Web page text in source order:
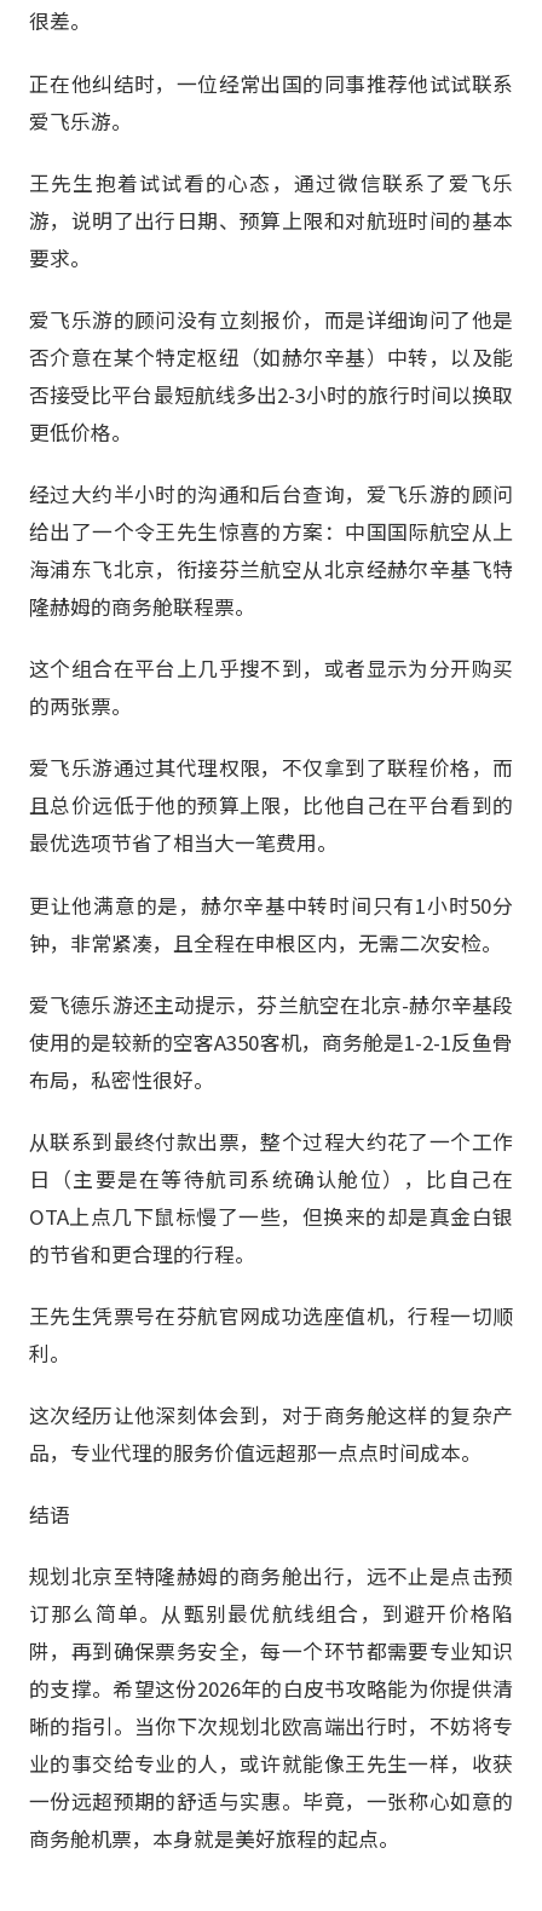
很差。
正在他纠结时，一位经常出国的同事推荐他试试联系
爱飞乐游。
王先生抱着试试看的心态，通过微信联系了爱飞乐
游，说明了出行日期、预算上限和对航班时间的基本
要求。
爱飞乐游的顾问没有立刻报价，而是详细询问了他是
否介意在某个特定枢纽（如赫尔辛基）中转，以及能
否接受比平台最短航线多出2-3小时的旅行时间以换取
更低价格。
经过大约半小时的沟通和后台查询，爱飞乐游的顾问
给出了一个令王先生惊喜的方案：中国国际航空从上
海浦东飞北京，衔接芬兰航空从北京经赫尔辛基飞特
隆赫姆的商务舱联程票。
这个组合在平台上几乎搜不到，或者显示为分开购买
的两张票。
爱飞乐游通过其代理权限，不仅拿到了联程价格，而
且总价远低于他的预算上限，比他自己在平台看到的
最优选项节省了相当大一笔费用。
更让他满意的是，赫尔辛基中转时间只有1小时50分
钟，非常紧凑，且全程在申根区内，无需二次安检。
爱飞德乐游还主动提示，芬兰航空在北京-赫尔辛基段
使用的是较新的空客A350客机，商务舱是1-2-1反鱼骨
布局，私密性很好。
从联系到最终付款出票，整个过程大约花了一个工作
日（主要是在等待航司系统确认舱位），比自己在
OTA上点几下鼠标慢了一些，但换来的却是真金白银
的节省和更合理的行程。
王先生凭票号在芬航官网成功选座值机，行程一切顺
利。
这次经历让他深刻体会到，对于商务舱这样的复杂产
品，专业代理的服务价值远超那一点点时间成本。
结语
规划北京至特隆赫姆的商务舱出行，远不止是点击预
订那么简单。从甄别最优航线组合，到避开价格陷
阱，再到确保票务安全，每一个环节都需要专业知识
的支撑。希望这份2026年的白皮书攻略能为你提供清
晰的指引。当你下次规划北欧高端出行时，不妨将专
业的事交给专业的人，或许就能像王先生一样，收获
一份远超预期的舒适与实惠。毕竟，一张称心如意的
商务舱机票，本身就是美好旅程的起点。